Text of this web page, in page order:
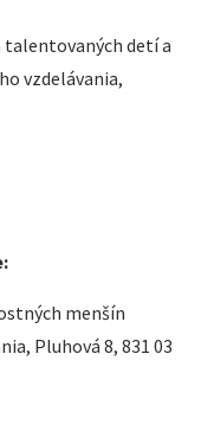
talentovaných detí a
vzdelávania,
menšín
Pluhová 8, 831 03